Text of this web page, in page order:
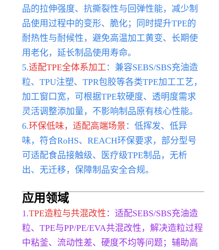
品的拉伸强度、抗撕裂性与回弹性能，减少制
品使用过程中的变形、脆化；同时提升TPE的
耐热性与耐候性，避免高温加工黄变、长期使
用老化，延长制品使用寿命。
5.适配TPE全体系加工 ：兼容SEBS/SBS充油造
粒、TPU注塑、TPR包胶等各类TPE加工工艺，
加工窗口宽，可根据TPE软硬度、透明度需求
灵活调整添加量，不影响制品原有核心性能。
6.环保低味，适配高端场景 ：低挥发、低异
味，符合RoHS、REACH环保要求，部分型号
可适配食品接触级、医疗级TPE制品，无析
出、无迁移，保障制品安全合规。
应用领域
1.TPE造粒与共混改性 ：适配SEBS/SBS充油造
粒、TPE与PP/PE/EVA共混改性，解决造粒过程
中粘釜、流动性差、硬度不均等问题；辅助高